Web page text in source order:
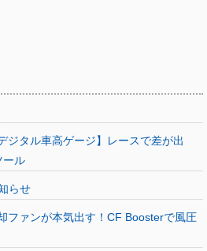
ジタル車高ゲージ】レースで差が出
ール
らせ
ファンが本気出す！CF Boosterで風圧